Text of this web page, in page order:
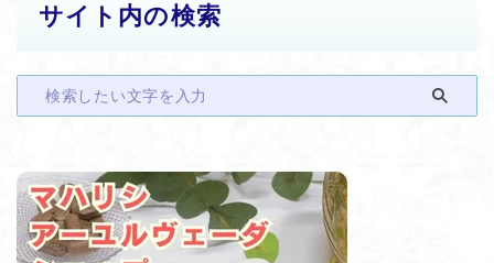
サイト内の検索